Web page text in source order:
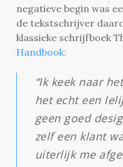
negatieve begin was
de tekstschrijver
klassieke schrijfboek
Handbook:
“Ik keek naar
het echt een
geen goed
zelf een klant
uiterlijk me